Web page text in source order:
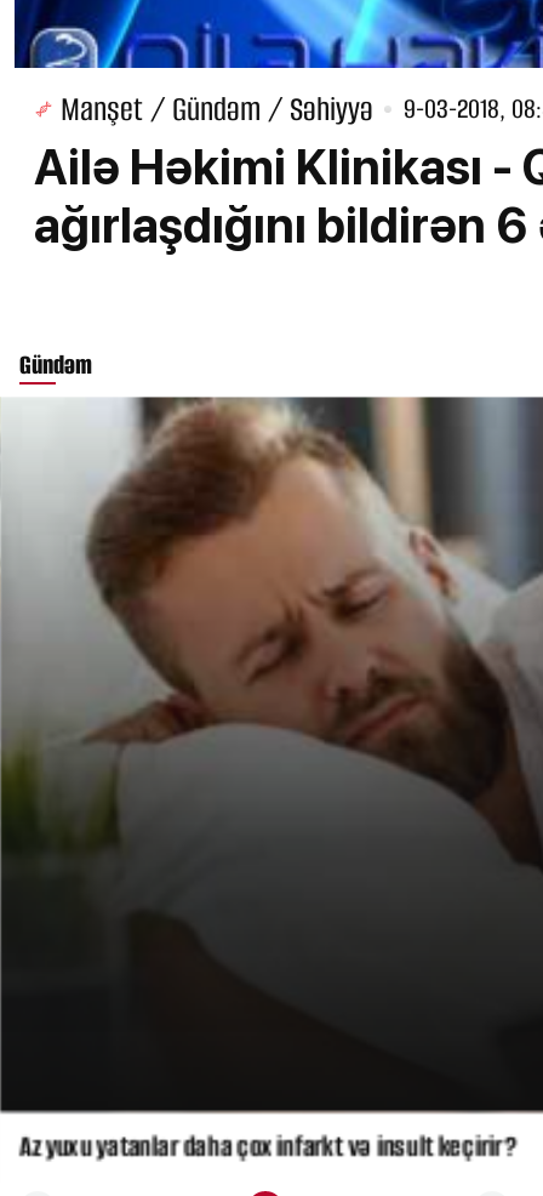
Manşet / Gündəm / Səhiyyə 9-03-2018,
Ailə Həkimi Klinikası
ağırlaşdığını bildirən
Gündəm
Az yuxu yatanlar daha çox infarkt və insult keçirir?